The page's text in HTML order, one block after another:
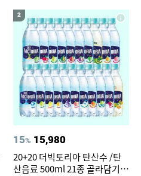
레쉬가드 uhd-65f
18 침대 매트리스 퀸
2
15% 15,980
20+20 더빅토리아 탄산수 /탄
산음료 500ml 21종 골라담기